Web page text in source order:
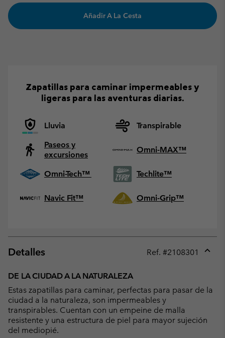
Añadir A La Cesta
Zapatillas para caminar impermeables y
ligeras para las aventuras diarias.
Lluvia
Transpirable
Paseos y
excursiones
Omni-MAX™
Omni-Tech™ Techlite™
Navic Fit™ Omni-Grip™
Detalles Ref. #2108301
DE LA CIUDAD A LA NATURALEZA
Estas zapatillas para caminar, perfectas para pasar de la
ciudad a la naturaleza, son impermeables y
transpirables. Cuentan con un empeine de malla
resistente y una estructura de piel para mayor sujeción
del mediopié.